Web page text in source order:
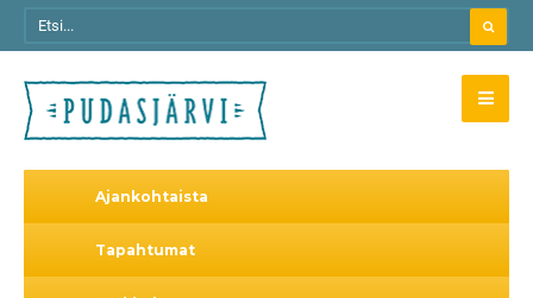
Ajankohtaista
Tapahtumat